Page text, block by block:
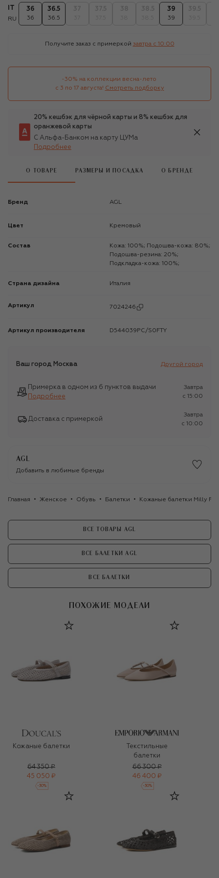
RU
36
36
36.5
36.5
39
39
Получите заказ с примеркой завтра c 10:00
-30% на коллекции весна-лето
с 3 по 17 августа! Смотреть подборку
20% кешбэк для чёрной карты и 8% кешбэк для
оранжевой карты
С Альфа-Банком на карту ЦУМа
Подробнее
О ТОВАРЕ РАЗМЕРЫ И ПОСАДКА О БРЕНДЕ
Бренд AGL
Цвет Кремовый
Состав
Кожа: 100%; Подошва-кожа: 80%;
Подошва-резина: 20%;
Подкладка-кожа: 100%;
Страна дизайна Италия
Артикул 7024246
Артикул производителя D544039PC/S0FTY
Ваш город Москва Другой город
Примерка в одном из 6 пунктов выдачи
Подробнее
Завтра
c 15:00
Доставка с примеркой
Завтра
c 10:00
AGL
Добавить в любимые бренды
Главная Женское Обувь Балетки Кожаные балетки Milly
ВСЕ ТОВАРЫ AGL
ВСЕ БАЛЕТКИ AGL
ВСЕ БАЛЕТКИ
ПОХОЖИЕ МОДЕЛИ
Кожаные балетки
64 350 ₽
45 050 ₽
-30%
Текстильные
балетки
66 300 ₽
46 400 ₽
-30%